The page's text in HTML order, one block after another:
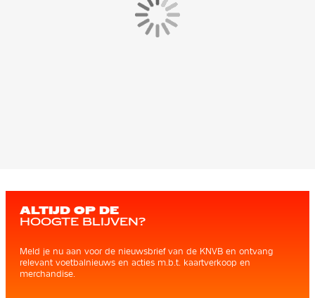
ALTIJD OP DE
HOOGTE BLIJVEN?
Meld je nu aan voor de nieuwsbrief van de KNVB en ontvang
relevant voetbalnieuws en acties m.b.t. kaartverkoop en
merchandise.